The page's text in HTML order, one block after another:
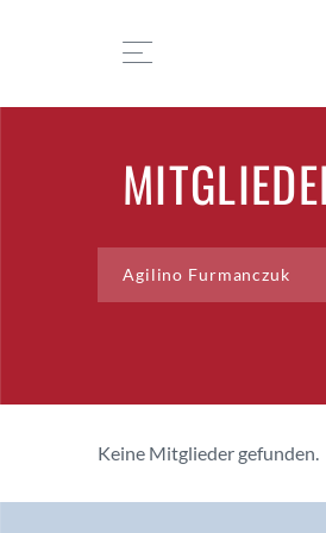
Keine Mitglieder gefunden.